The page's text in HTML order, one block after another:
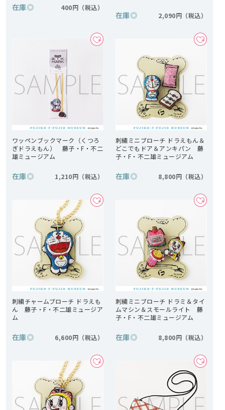
在庫◎ 400円
在庫◎ 2,090円
ワッペンブックマーク（くつろ
ぎドラえもん） 藤子・F・不二
雄ミュージアム
在庫◎ 1,210円
刺繍ミニブローチ ドラえもん＆
どこでもドア＆アンキパン 藤
子・F・不二雄ミュージアム
在庫◎ 8,800円
刺繍チャームブローチ ドラえも
ん 藤子・F・不二雄ミュージア
ム
在庫◎ 6,600円
刺繍ミニブローチ ドラミ＆タイ
ムマシン＆スモールライト 藤
子・F・不二雄ミュージアム
在庫◎ 8,800円